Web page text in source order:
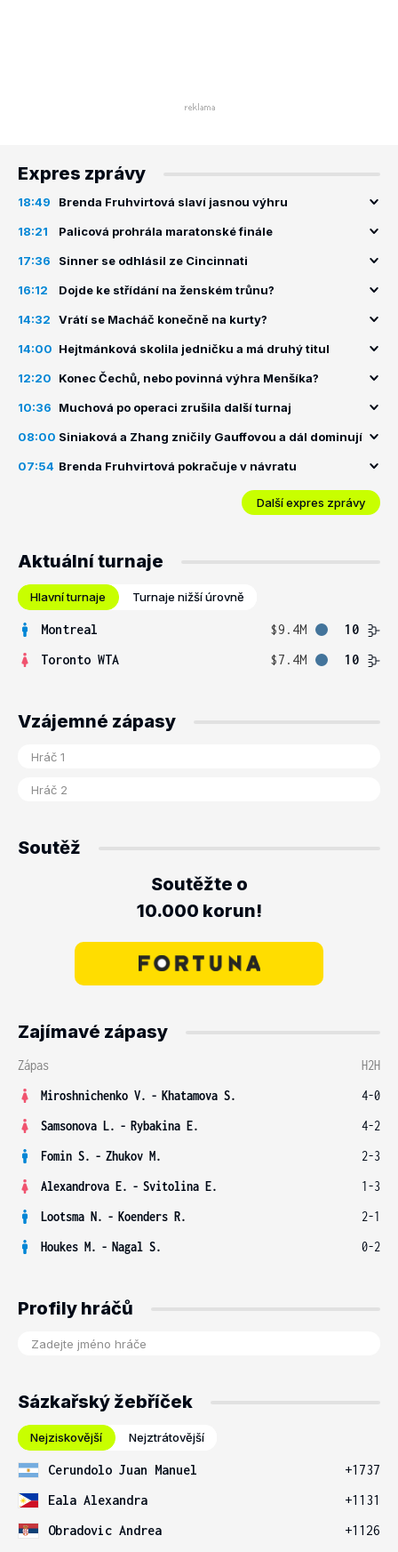
Expres zprávy
18:49 Brenda Fruhvirtová slaví jasnou výhru
18:21 Palicová prohrála maratonské finále
17:36 Sinner se odhlásil ze Cincinnati
16:12 Dojde ke střídání na ženském trůnu?
14:32 Vrátí se Macháč konečně na kurty?
14:00 Hejtmánková skolila jedničku a má druhý titul
12:20 Konec Čechů, nebo povinná výhra Menšíka?
10:36 Muchová po operaci zrušila další turnaj
08:00 Siniaková a Zhang zničily Gauffovou a dál dominují
07:54 Brenda Fruhvirtová pokračuje v návratu
Další expres zprávy
Aktuální turnaje
Hlavní turnaje Turnaje nižší úrovně
Montreal $9.4M
10
Toronto WTA
$7.4M 10
Vzájemné zápasy
Soutěž
Soutěžte o
10.000 korun!
Zajímavé zápasy
Zápas
H2H
Miroshnichenko V. - Khatamova S.
4-0
Samsonova L. - Rybakina E.
4-2
Fomin S. - Zhukov M.
2-3
Alexandrova E. - Svitolina E.
1-3
Lootsma N. - Koenders R.
2-1
Houkes M. - Nagal S. 0-2
Profily hráčů
Sázkařský žebříček
Nejziskovější Nejztrátovější
Cerundolo Juan Manuel
+1737
Eala Alexandra
+1131
Obradovic Andrea
+1126